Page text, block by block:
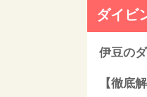
ダイビ
伊豆の
【徹底